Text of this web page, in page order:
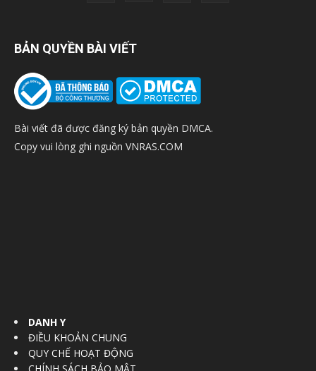
BẢN QUYỀN BÀI VIẾT
Bài viết đã được đăng ký bản quyền DMCA.
Copy vui lòng ghi nguồn VNRAS.COM
DANH Y
ĐIỀU KHOẢN CHUNG
QUY CHẾ HOẠT ĐỘNG
CHÍNH SÁCH BẢO MẬT